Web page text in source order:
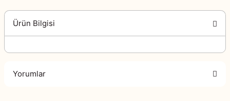
Ürün Bilgisi
Yorumlar